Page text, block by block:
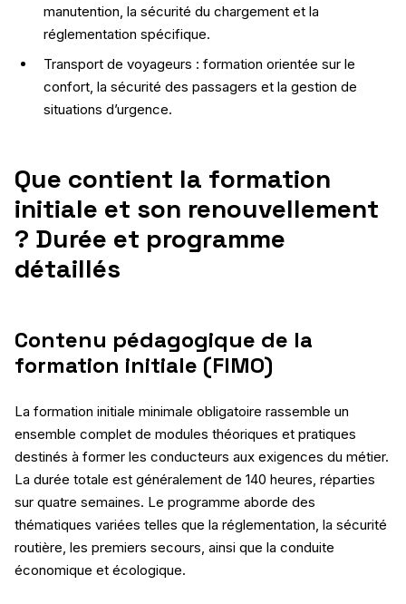
manutention, la sécurité du chargement et la
réglementation spécifique.
Transport de voyageurs : formation orientée sur le
confort, la sécurité des passagers et la gestion de
situations d’urgence.
Que contient la formation
initiale et son renouvellement
? Durée et programme
détaillés
Contenu pédagogique de la
formation initiale (FIMO)
La formation initiale minimale obligatoire rassemble un
ensemble complet de modules théoriques et pratiques
destinés à former les conducteurs aux exigences du métier.
La durée totale est généralement de 140 heures, réparties
sur quatre semaines. Le programme aborde des
thématiques variées telles que la réglementation, la sécurité
routière, les premiers secours, ainsi que la conduite
économique et écologique.